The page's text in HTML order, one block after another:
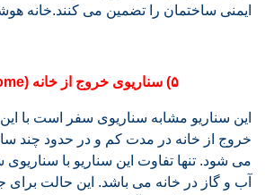
ایمنی ساختمان را تضمین می کنند.خانه
۵) سناریوی خروج از خانه (Exit Home)
این سناریو مشابه سناریوی سفر است با
خروج از خانه در مدت کم و در حدود چند
می شود. تنها تفاوت این سناریو با
آب و گاز در خانه می باشد. این حالت